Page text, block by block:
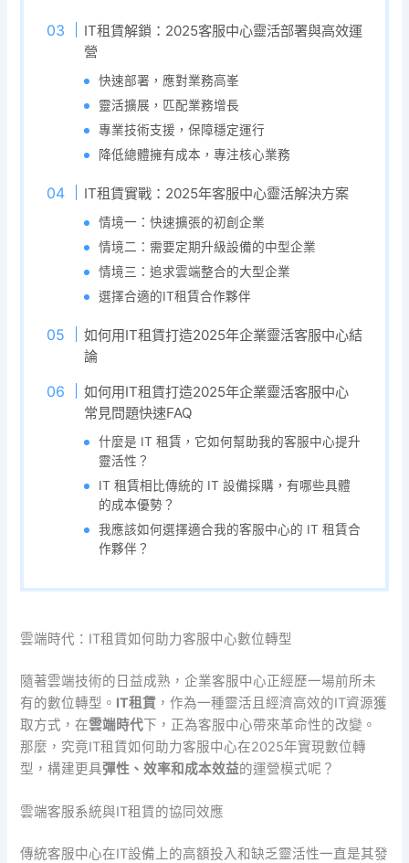
IT租賃解鎖：2025客服中心靈活部署與高效運
營
快速部署，應對業務高峯
靈活擴展，匹配業務增長
專業技術支援，保障穩定運行
降低總體擁有成本，專注核心業務
IT租賃實戰：2025年客服中心靈活解決方案
情境一：快速擴張的初創企業
情境二：需要定期升級設備的中型企業
情境三：追求雲端整合的大型企業
選擇合適的IT租賃合作夥伴
如何用IT租賃打造2025年企業靈活客服中心結
論
如何用IT租賃打造2025年企業靈活客服中心
常見問題快速FAQ
什麼是 IT 租賃，它如何幫助我的客服中心提升
靈活性？
IT 租賃相比傳統的 IT 設備採購，有哪些具體
的成本優勢？
我應該如何選擇適合我的客服中心的 IT 租賃合
作夥伴？
雲端時代：IT租賃如何助力客服中心數位轉型
隨著雲端技術的日益成熟，企業客服中心正經歷一場前所未
有的數位轉型。 IT租賃 ，作為一種靈活且經濟高效的IT資源獲
取方式，在雲端時代下，正為客服中心帶來革命性的改變。
那麼，究竟IT租賃如何助力客服中心在2025年實現數位轉
型，構建更具彈性、效率和成本效益的運營模式呢？
雲端客服系統與IT租賃的協同效應
傳統客服中心在IT設備上的高額投入和缺乏靈活性一直是其發